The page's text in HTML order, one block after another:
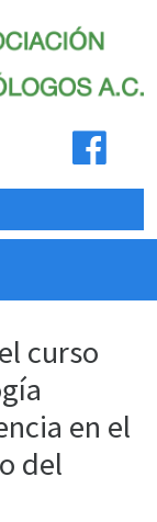
curso
en el
del